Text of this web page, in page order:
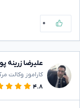
۰
علیرضا زرینه
کاراموز وکالت
۴.۸